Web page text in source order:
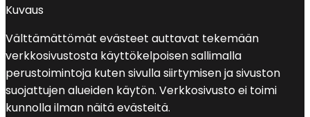
Kuvaus
Välttämättömät evästeet auttavat tekemään
verkkosivustosta käyttökelpoisen sallimalla
perustoimintoja kuten sivulla siirtymisen ja sivuston
suojattujen alueiden käytön. Verkkosivusto ei toimi
kunnolla ilman näitä evästeitä.